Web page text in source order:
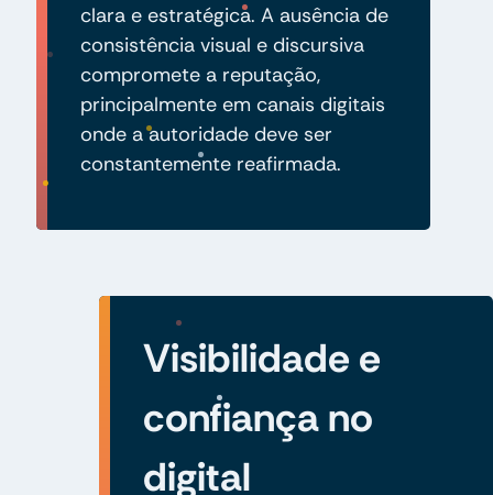
clara e estratégica. A ausência de
consistência visual e discursiva
compromete a reputação,
principalmente em canais digitais
onde a autoridade deve ser
constantemente reafirmada.
Visibilidade e
confiança no
digital